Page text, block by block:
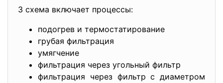
3 схема включает процессы:
подогрев и термостатирование
грубая фильтрация
умягчение
фильтрация через угольный фильтр
фильтрация через фильтр с диаметром